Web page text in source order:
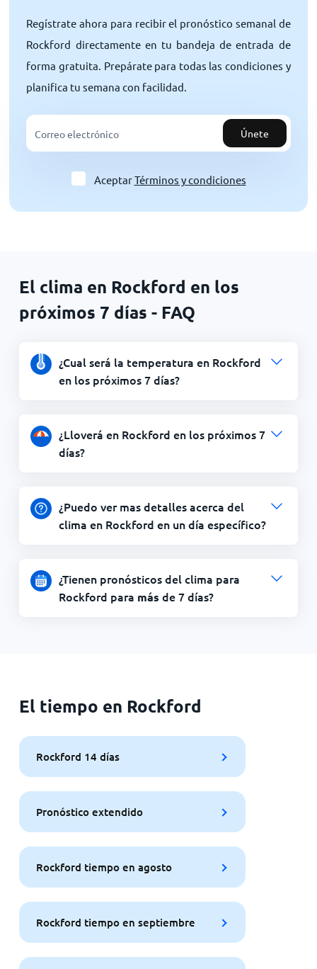
Regístrate ahora para recibir el pronóstico semanal de
Rockford directamente en tu bandeja de entrada de
forma gratuita. Prepárate para todas las condiciones y
planifica tu semana con facilidad.
Únete
AceptarTérminos y condiciones
El clima en Rockford en los
próximos 7 días - FAQ
¿Cual será la temperatura en Rockford
en los próximos 7 días?
¿Lloverá en Rockford en los próximos 7
días?
¿Puedo ver mas detalles acerca del
clima en Rockford en un día específico?
¿Tienen pronósticos del clima para
Rockford para más de 7 días?
El tiempo en Rockford
Rockford 14 días
Pronóstico extendido
Rockford tiempo en agosto
Rockford tiempo en septiembre